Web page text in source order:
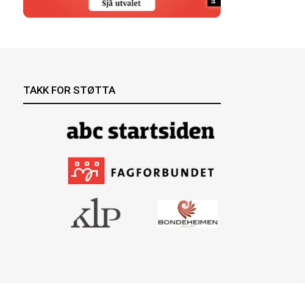
TAKK FOR STØTTA